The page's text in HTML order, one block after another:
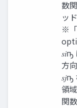
数
ッ
※
𝑠𝑖ҧ
方
𝑠𝑗ҧ
領
関